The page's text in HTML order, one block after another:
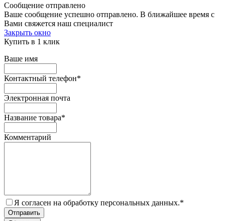
Сообщение отправлено
Ваше сообщение успешно отправлено. В ближайшее время с
Вами свяжется наш специалист
Закрыть окно
Купить в 1 клик
Ваше имя
Контактный телефон*
Электронная почта
Название товара*
Комментарий
Я согласен на обработку персональных данных.*